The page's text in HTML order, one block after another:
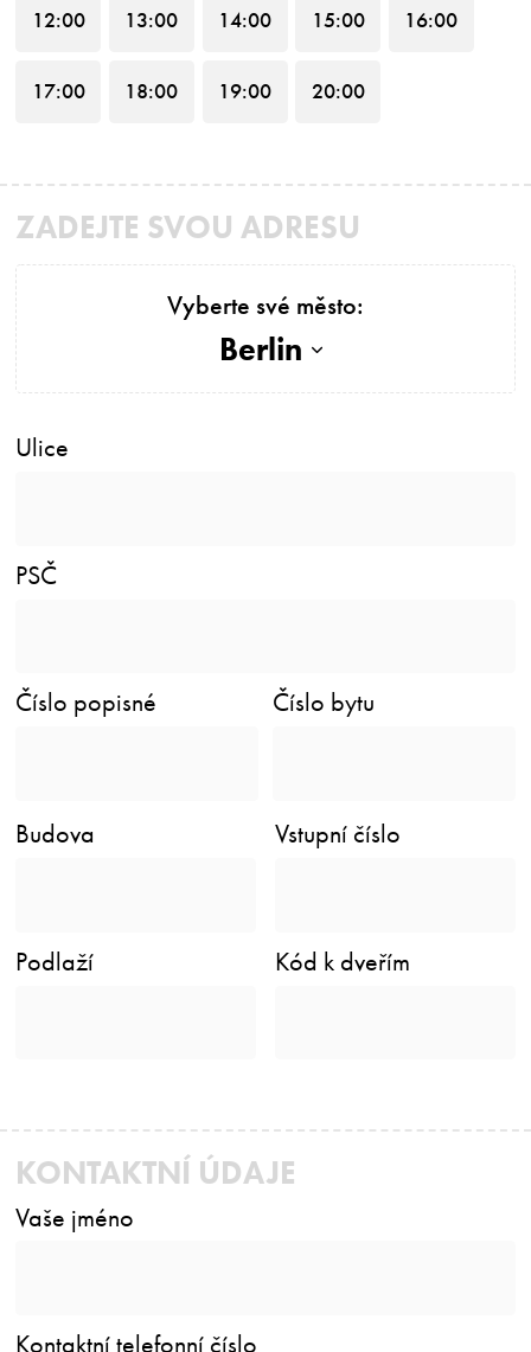
12:00 13:00 14:00 15:00 16:00
17:00 18:00 19:00 20:00
ZADEJTE SVOU ADRESU
Vyberte své město:
Berlin
Ulice
PSČ
Číslo popisné Číslo bytu
Budova Vstupní číslo
Podlaží Kód k dveřím
KONTAKTNÍ ÚDAJE
Vaše jméno
Kontaktní telefonní číslo